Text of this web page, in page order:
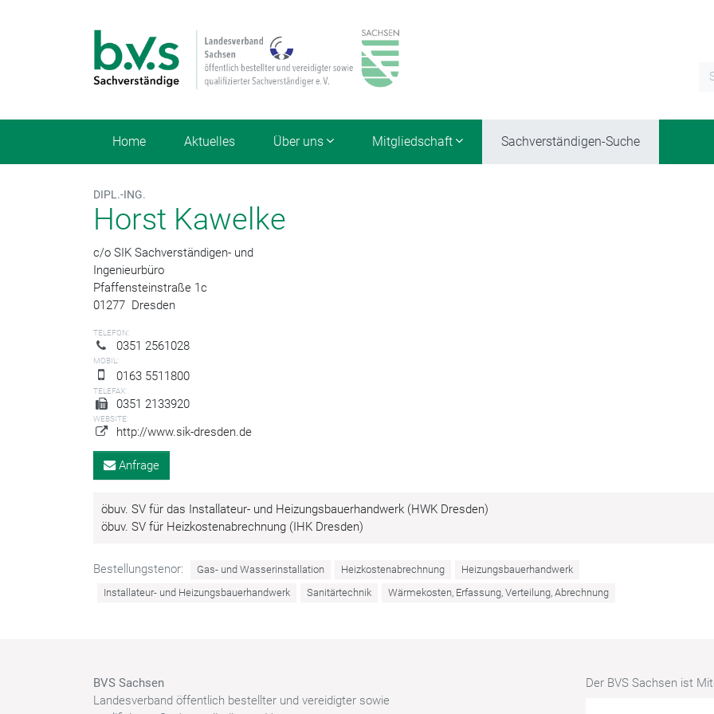
Home Aktuelles Über uns Mitgliedschaft Sachverständigen-Suche
DIPL.-ING.
Horst Kawelke
c/o SIK Sachverständigen- und
Ingenieurbüro
Pfaffensteinstraße 1c
01277 Dresden
TELEFON:
0351 2561028
MOBIL:
0163 5511800
TELEFAX:
0351 2133920
WEBSITE:
http://www.sik-dresden.de
Anfrage
öbuv. SV für das Installateur- und Heizungsbauerhandwerk (HWK Dresden)
öbuv. SV für Heizkostenabrechnung (IHK Dresden)
Bestellungstenor: Gas- und Wasserinstallation Heizkostenabrechnung
Heizungsbauerhandwerk
Installateur- und Heizungsbauerhandwerk
Sanitärtechnik Wärmekosten, Erfassung, Verteilung, Abrechnung
BVS Sachsen
Landesverband öffentlich bestellter und vereidigter sowie
Der BVS Sachsen ist